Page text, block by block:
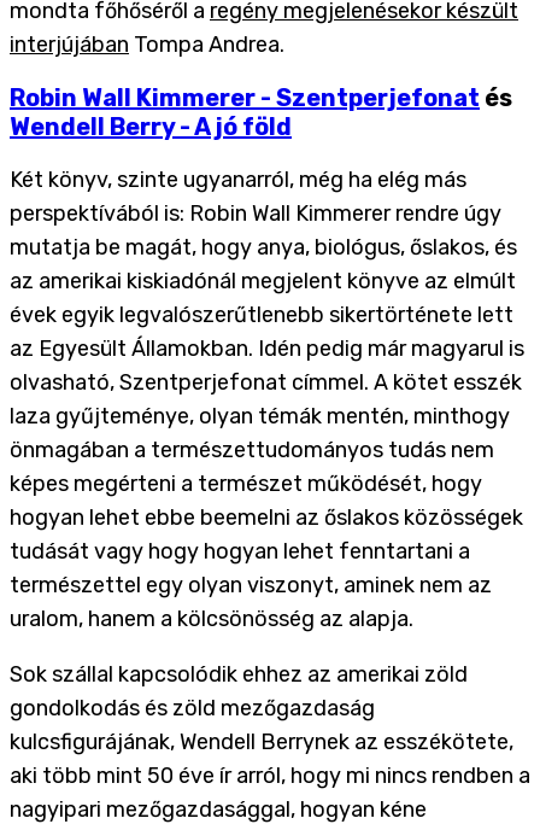
mondta főhőséről a regény megjelenésekor készült
interjújában Tompa Andrea.
Robin Wall Kimmerer - Szentperjefonat és
Wendell Berry - A jó föld
Két könyv, szinte ugyanarról, még ha elég más
perspektívából is: Robin Wall Kimmerer rendre úgy
mutatja be magát, hogy anya, biológus, őslakos, és
az amerikai kiskiadónál megjelent könyve az elmúlt
évek egyik legvalószerűtlenebb sikertörténete lett
az Egyesült Államokban. Idén pedig már magyarul is
olvasható, Szentperjefonat címmel. A kötet esszék
laza gyűjteménye, olyan témák mentén, minthogy
önmagában a természettudományos tudás nem
képes megérteni a természet működését, hogy
hogyan lehet ebbe beemelni az őslakos közösségek
tudását vagy hogy hogyan lehet fenntartani a
természettel egy olyan viszonyt, aminek nem az
uralom, hanem a kölcsönösség az alapja.
Sok szállal kapcsolódik ehhez az amerikai zöld
gondolkodás és zöld mezőgazdaság
kulcsfigurájának, Wendell Berrynek az esszékötete,
aki több mint 50 éve ír arról, hogy mi nincs rendben a
nagyipari mezőgazdasággal, hogyan kéne